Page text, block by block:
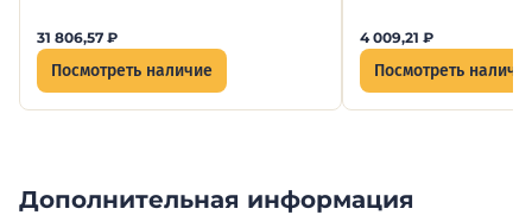
31 806,57 ₽
Посмотреть наличие
4 009,21 ₽
Посмотреть
Дополнительная информация